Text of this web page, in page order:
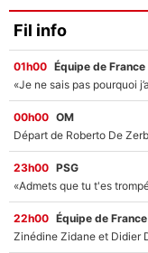
Fil info
01h00 Équipe de France
00h00 OM
23h00 PSG
22h00 Équipe de France